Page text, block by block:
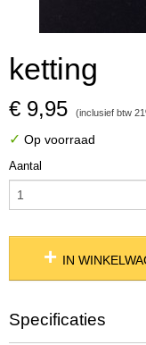
ketting
€ 9,95 (inclusief btw
✓ Op voorraad
Aantal
IN
Specificaties